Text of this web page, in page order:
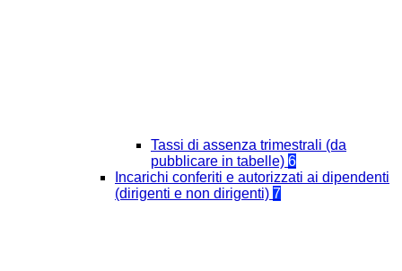
Tassi di assenza trimestrali (da
pubblicare in tabelle) 6
Incarichi conferiti e autorizzati ai dipendenti
(dirigenti e non dirigenti) 7